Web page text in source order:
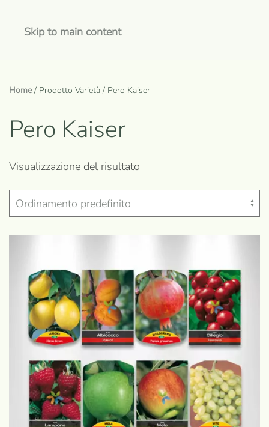
Skip to main content
Home/ Prodotto Varietà / Pero Kaiser
Pero Kaiser
Visualizzazione del risultato